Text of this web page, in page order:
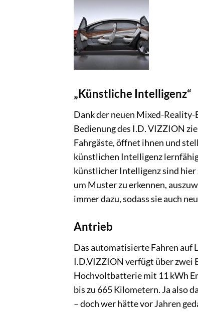
„Künstliche Intelligenz“
Dank der neuen Mixed-
Bedienung des I.D. VIZZION
Fahrgäste, öffnet ihnen und
künstlichen Intelligenz
künstlicher Intelligenz sind
um Muster zu erkennen,
immer dazu, sodass sie auch
Antrieb
Das automatisierte Fahren auf
I.D.VIZZION verfügt über zwei
Hochvoltbatterie mit 11 kWh
bis zu 665 Kilometern. Ja also
– doch wer hätte vor Jahren